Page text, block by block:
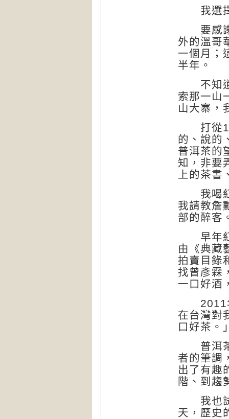
我選擇
要感謝
外的溫哥
一個月；
半年。
不知道
索那一山
山大寨，
打從10
的、說的
普洱茶的
知，非要
上的茶
我喝紅
我請教詹
部的醉客
早年紅
由《典藏
拍賣目錄
找曾彥霖
一口好酒
2011年
在台灣對
口好茶。
普洱茶
者的筆調
出了有趣
階、到趨
我也試
天，歷史